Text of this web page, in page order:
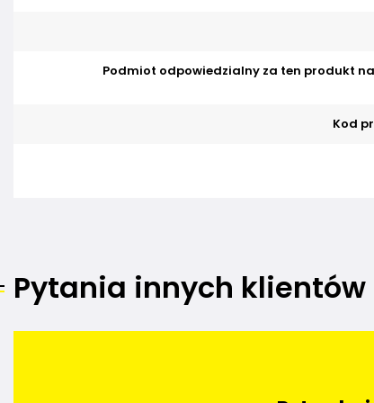
Podmiot odpowiedzialny za ten produkt na
Kod
Pytania innych klientów